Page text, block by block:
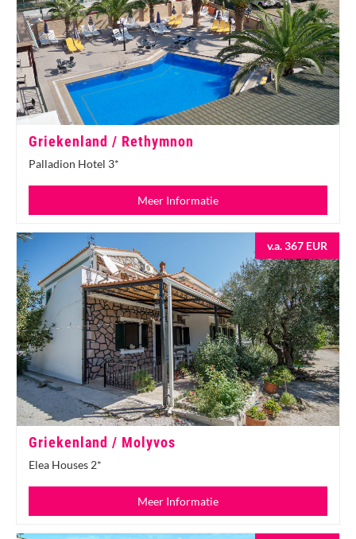
Griekenland / Rethymnon
Palladion Hotel 3*
Meer Informatie
v.a. 367 EUR
Griekenland / Molyvos
Elea Houses 2*
Meer Informatie